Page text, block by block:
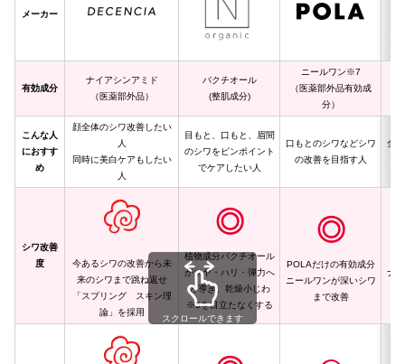
メーカー
有効成分
ナイアシンアミド
（医薬部外品）
バクチオール
(整肌成分)
ニールワン※7
（医薬部外品有効成
分）
こんな人
におすす
め
顔全体のシワ改善したい
人
同時に美白ケアもしたい
人
目もと、口もと、眉間
のシワをピンポイント
でケアしたい人
口もとのシワなどシワ
の改善を目指す人
全
シワ改善
度
今あるシワの改善から未
来のシワまで跳ね返せ
「スプリング スキン理
論」を採用
◎
植物成分バクチオール
がツヤ・ハリ・弾力へ
と導き、乾燥小じわ
※5を目立たなくする
◎
POLAだけの有効成分
ニールワンが深いシワ
まで改善
ナ
スクロールできます